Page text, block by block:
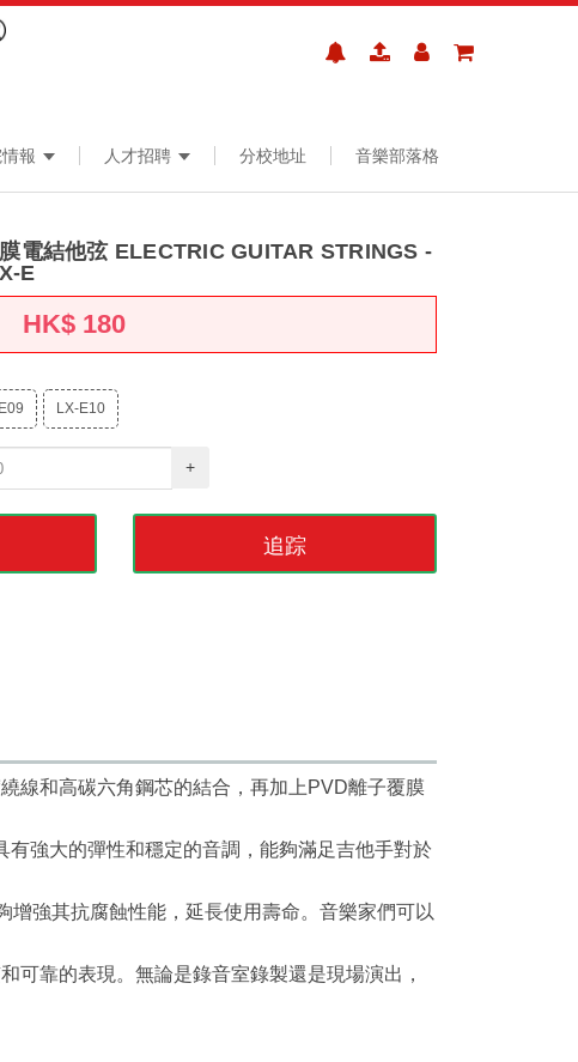
報 人才招聘 分校地址 音樂部落格
電結他弦 ELECTRIC GUITAR STRINGS -
E
HK$ 180
LX-E10
+
追踪
線和高碳六角鋼芯的結合，再加上PVD離子覆膜
強大的彈性和穩定的音調，能夠滿足吉他手對於
強其抗腐蝕性能，延長使用壽命。音樂家們可以
可靠的表現。無論是錄音室錄製還是現場演出，